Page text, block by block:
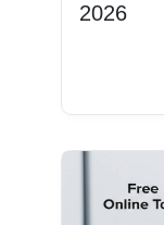
2026